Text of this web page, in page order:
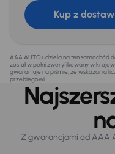
Kup z
AAA AUTO udziela na ten samochód
został w pełni zweryfikowany w
gwarantuje na piśmie, że wskazania
przebiegowi.
Z gwarancjami od AAA